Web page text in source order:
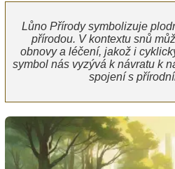
Lůno Přírody symbolizuje
přírodou. V kontextu snů
obnovy a léčení, jakož i
symbol nás vyzývá k návratu k
spojení s